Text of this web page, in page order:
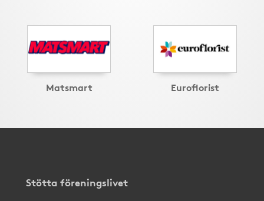
Matsmart Euroflorist
Stötta föreningslivet